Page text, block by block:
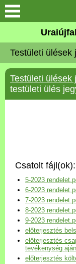
Köszöntő
Elérhetőségek
Uraiújfalu
Választási
Versenyképes
Program
Települési
Kézikönyv
Testületi ülések
Testületi ülések
testületi ülés
Csatolt fájl(ok):
5-2023
6-2023
7-2023
8-2023
9-2023
előterjesztés
előterjesztés
tevékenység
előterjesztés